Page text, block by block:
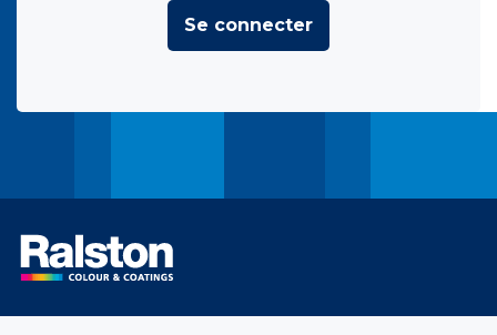
Se connecter